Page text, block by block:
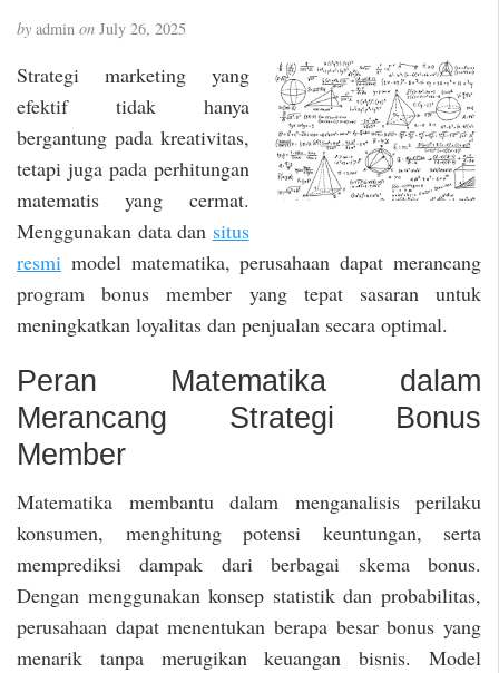
by admin on July 26, 2025
Strategi marketing yang
efektif tidak hanya
bergantung pada kreativitas,
tetapi juga pada perhitungan
matematis yang cermat.
Menggunakan data dan situs
resmi model matematika, perusahaan dapat merancang
program bonus member yang tepat sasaran untuk
meningkatkan loyalitas dan penjualan secara optimal.
Peran Matematika dalam
Merancang Strategi Bonus
Member
Matematika membantu dalam menganalisis perilaku
konsumen, menghitung potensi keuntungan, serta
memprediksi dampak dari berbagai skema bonus.
Dengan menggunakan konsep statistik dan probabilitas,
perusahaan dapat menentukan berapa besar bonus yang
menarik tanpa merugikan keuangan bisnis. Model